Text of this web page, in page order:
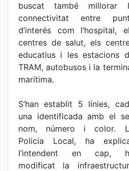
buscat també millorar
connectivitat entre
d’interés com l’hospital,
centres de salut, els
educatius i les estacions
TRAM, autobusos i la
marítima.
S’han establit 5 línies,
una identificada amb el
nom, número i color.
Policia Local, ha
l’intendent en cap,
modificat la